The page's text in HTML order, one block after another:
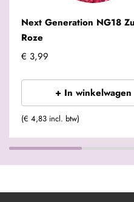
Next Generation NG18
Roze
€ 3,99
+ In winkelwagen
(€ 4,83 incl. btw)